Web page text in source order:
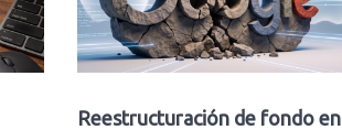
Reestructuración de fondo en